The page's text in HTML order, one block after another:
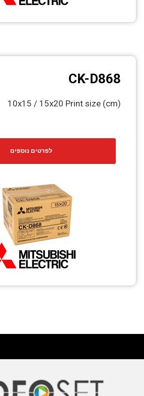
CK-D868
10x15 / 15x20 Print size (cm)
לפרטים נוספים